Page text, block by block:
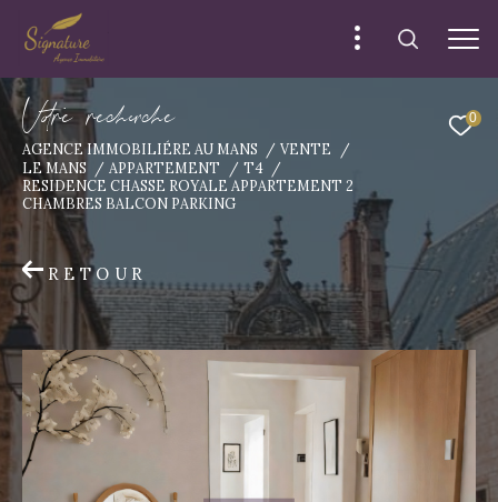
0
Vore recece
AGENCE IMMOBILIÉRE AU MANS
VENTE
LE MANS
APPARTEMENT
T4
RESIDENCE CHASSE ROYALE APPARTEMENT 2
CHAMBRES BALCON PARKING
RETOUR